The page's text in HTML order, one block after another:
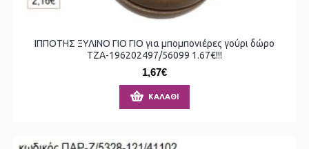
ΙΠΠΟΤΗΣ ΞΥΛΙΝΟ ΓΙΟ ΓΙΟ για μπομπονιέρες γούρι δώρο
ΤΖΑ-196202497/56099 1.67€!!!
1,67€
ΚΑΛΆΘΙ